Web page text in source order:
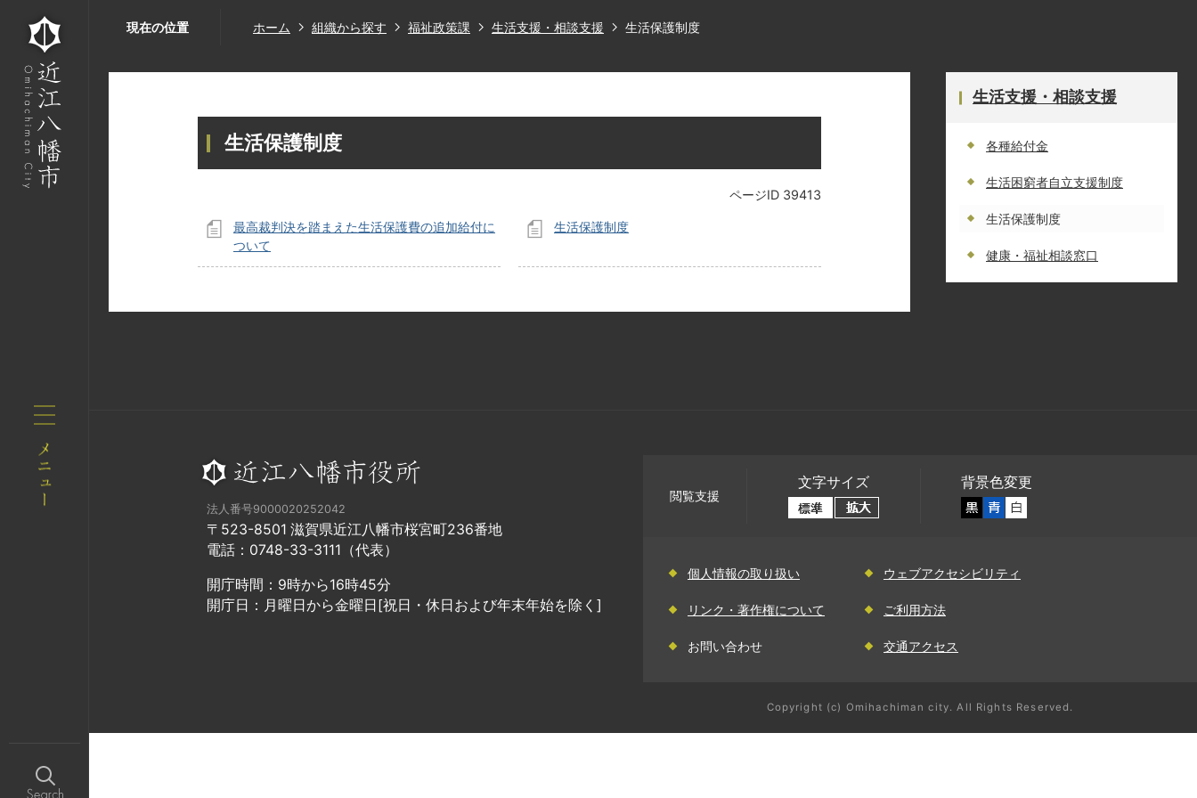
現在の位置 ホーム 組織から探す 福祉政策課 生活支援・相談支援 生活保護制度
生活保護制度
ページID 39413
最高裁判決を踏まえた生活保護費の追加給付に
ついて
生活保護制度
生活支援・相談支援
各種給付金
生活困窮者自立支援制度
生活保護制度
健康・福祉相談窓口
法人番号9000020252042
〒523-8501 滋賀県近江八幡市桜宮町236番地
電話：0748-33-3111（代表）
開庁時間：9時から16時45分
開庁日：月曜日から金曜日[祝日・休日および年末年始を除く]
閲覧支援
文字サイズ 背景色変更
個人情報の取り扱い ウェブアクセシビリティ
リンク・著作権について ご利用方法
お問い合わせ 交通アクセス
Copyright (c) Omihachiman city. All Rights Reserved.